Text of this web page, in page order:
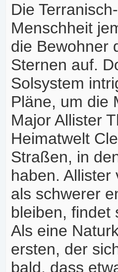
Die
Menschheit
die Bewohner
Sternen auf.
Solsystem
Pläne, um die
Major Allister
Heimatwelt
Straßen, in
haben.
als schwerer
bleiben, findet
Als eine
ersten, der
bald, dass